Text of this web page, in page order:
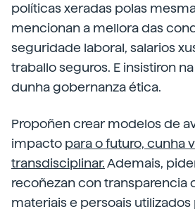
políticas xeradas polas
mencionan a mellora das
seguridade laboral, salarios
traballo seguros. E insistiron
dunha gobernanza ética.
Propoñen crear modelos de
impacto para o futuro, cunha
transdisciplinar.Ademais,
recoñezan con transparencia
materiais e persoais